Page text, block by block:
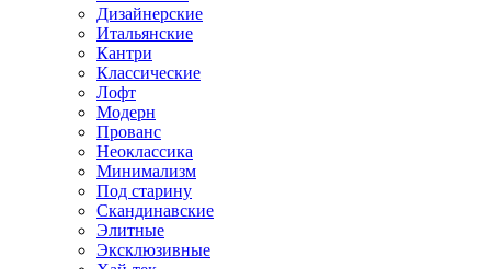
Дизайнерские
Итальянские
Кантри
Классические
Лофт
Модерн
Прованс
Неоклассика
Минимализм
Под старину
Скандинавские
Элитные
Эксклюзивные